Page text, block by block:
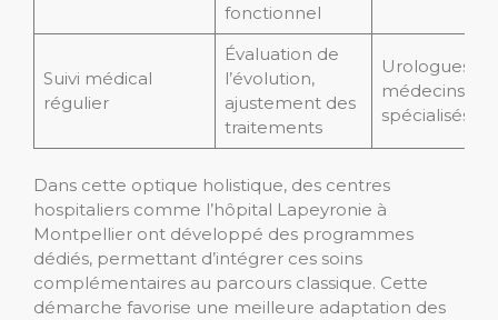
fonctionnel
Suivi médical
régulier
Évaluation de
l’évolution,
ajustement des
traitements
Urologues,
médecins
spécialisés
Dans cette optique holistique, des centres
hospitaliers comme l’hôpital Lapeyronie à
Montpellier ont développé des programmes
dédiés, permettant d’intégrer ces soins
complémentaires au parcours classique. Cette
démarche favorise une meilleure adaptation des